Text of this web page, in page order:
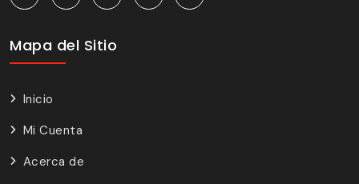
Mapa del Sitio
Inicio
Mi Cuenta
Acerca de